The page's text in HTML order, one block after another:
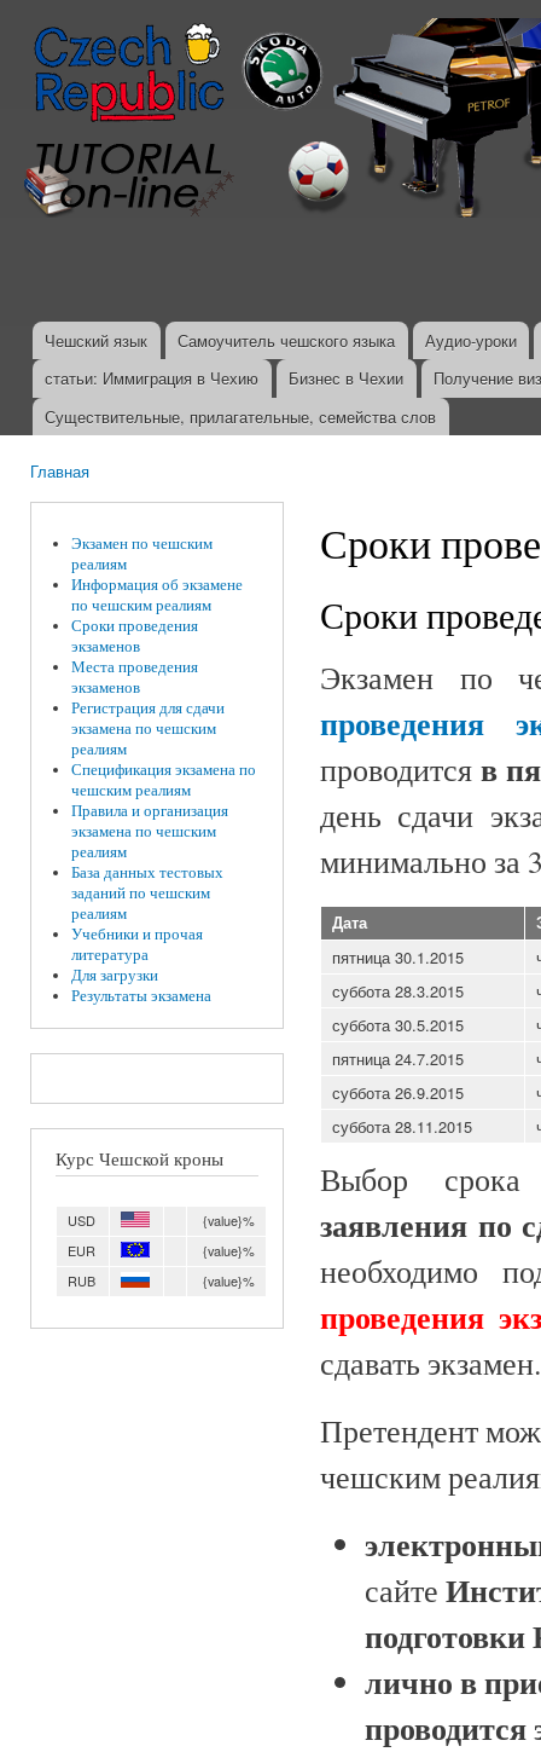
Главное меню
Чешский язык Самоучитель чешского языка
Аудио-уроки
статьи: Иммиграция в Чехию
Бизнес в Чехии
Получение
Существительные, прилагательные, семейства слов
Главная
Экзамен по чешским
реалиям
Информация об экзамене
по чешским реалиям
Сроки проведения
экзаменов
Места проведения
экзаменов
Регистрация для сдачи
экзамена по чешским
реалиям
Спецификация экзамена по
чешским реалиям
Правила и организация
экзамена по чешским
реалиям
База данных тестовых
заданий по чешским
реалиям
Учебники и прочая
литература
Для загрузки
Результаты экзамена
Курс Чешской кроны
USD
{value}%
EUR
{value}%
RUB
{value}%
Сроки
Сроки
Экзамен по
проведения
проводится в
день сдачи
минимально за
Дата
пятница 30.1.2015
суббота 28.3.2015
суббота 30.5.2015
пятница 24.7.2015
суббота 26.9.2015
суббота 28.11.2015
Выбор срока
заявления по
необходимо
проведения
сдавать экзамен.
Претендент
чешским
сайте
подготовки
лично в
проводится